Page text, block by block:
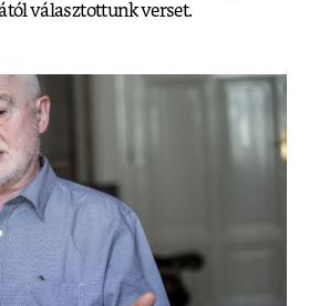
választottunk verset.